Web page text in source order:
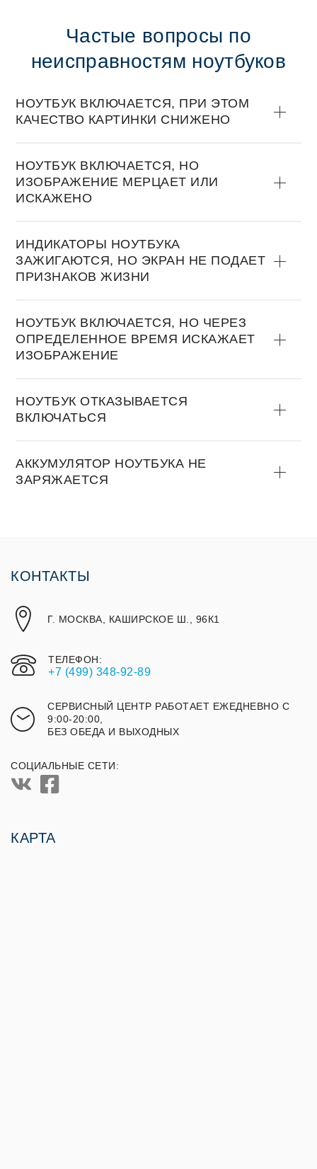
Частые вопросы по
неисправностям ноутбуков
НОУТБУК ВКЛЮЧАЕТСЯ, ПРИ ЭТОМ
КАЧЕСТВО КАРТИНКИ СНИЖЕНО
НОУТБУК ВКЛЮЧАЕТСЯ, НО
ИЗОБРАЖЕНИЕ МЕРЦАЕТ ИЛИ
ИСКАЖЕНО
ИНДИКАТОРЫ НОУТБУКА
ЗАЖИГАЮТСЯ, НО ЭКРАН НЕ ПОДАЕТ
ПРИЗНАКОВ ЖИЗНИ
НОУТБУК ВКЛЮЧАЕТСЯ, НО ЧЕРЕЗ
ОПРЕДЕЛЕННОЕ ВРЕМЯ ИСКАЖАЕТ
ИЗОБРАЖЕНИЕ
НОУТБУК ОТКАЗЫВАЕТСЯ
ВКЛЮЧАТЬСЯ
АККУМУЛЯТОР НОУТБУКА НЕ
ЗАРЯЖАЕТСЯ
КОНТАКТЫ
Г. МОСКВА, КАШИРСКОЕ Ш., 96К1
ТЕЛЕФОН:
+7 (499) 348-92-89
СЕРВИСНЫЙ ЦЕНТР РАБОТАЕТ ЕЖЕДНЕВНО С
9:00-20:00,
БЕЗ ОБЕДА И ВЫХОДНЫХ
СОЦИАЛЬНЫЕ СЕТИ:
КАРТА